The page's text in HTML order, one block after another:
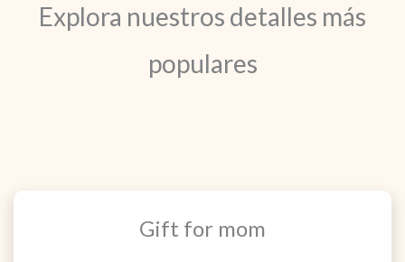
Explora nuestros detalles más
populares
Gift for mom